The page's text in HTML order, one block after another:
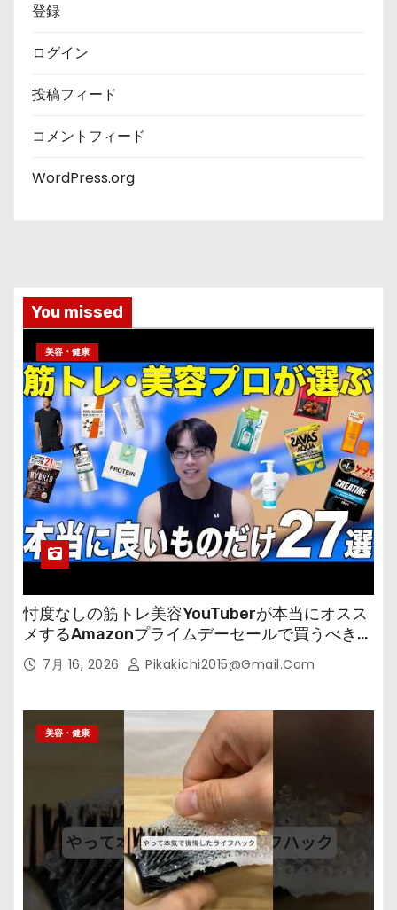
登録
ログイン
投稿フィード
コメントフィード
WordPress.org
You missed
美容・健康
忖度なしの筋トレ美容YouTuberが本当にオスス
メするAmazonプライムデーセールで買うべきも
の 7月 16, 2026 Pikakichi2015@gmail.com
美容・健康